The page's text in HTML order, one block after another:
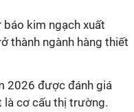
báo kim ngạch xuất
thành ngành hàng thiết
2026 được đánh giá
là cơ cấu thị trường.